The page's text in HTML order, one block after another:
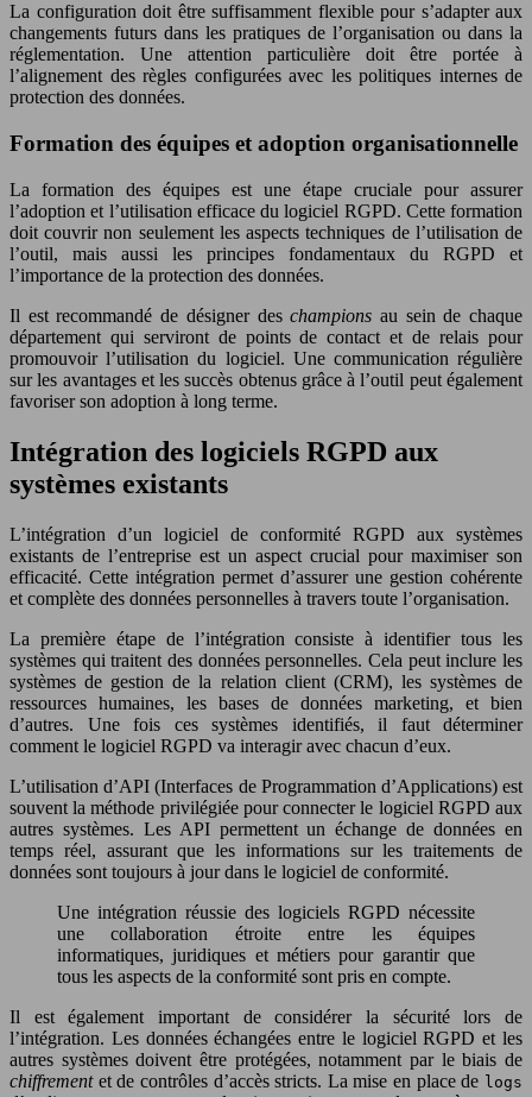
La configuration doit être suffisamment flexible pour s’adapter aux
changements futurs dans les pratiques de l’organisation ou dans la
réglementation. Une attention particulière doit être portée à
l’alignement des règles configurées avec les politiques internes de
protection des données.
Formation des équipes et adoption organisationnelle
La formation des équipes est une étape cruciale pour assurer
l’adoption et l’utilisation efficace du logiciel RGPD. Cette formation
doit couvrir non seulement les aspects techniques de l’utilisation de
l’outil, mais aussi les principes fondamentaux du RGPD et
l’importance de la protection des données.
Il est recommandé de désigner deschampions au sein de chaque
département qui serviront de points de contact et de relais pour
promouvoir l’utilisation du logiciel. Une communication régulière
sur les avantages et les succès obtenus grâce à l’outil peut également
favoriser son adoption à long terme.
Intégration des logiciels RGPD aux
systèmes existants
L’intégration d’un logiciel de conformité RGPD aux systèmes
existants de l’entreprise est un aspect crucial pour maximiser son
efficacité. Cette intégration permet d’assurer une gestion cohérente
et complète des données personnelles à travers toute l’organisation.
La première étape de l’intégration consiste à identifier tous les
systèmes qui traitent des données personnelles. Cela peut inclure les
systèmes de gestion de la relation client (CRM), les systèmes de
ressources humaines, les bases de données marketing, et bien
d’autres. Une fois ces systèmes identifiés, il faut déterminer
comment le logiciel RGPD va interagir avec chacun d’eux.
L’utilisation d’API (Interfaces de Programmation d’Applications) est
souvent la méthode privilégiée pour connecter le logiciel RGPD aux
autres systèmes. Les API permettent un échange de données en
temps réel, assurant que les informations sur les traitements de
données sont toujours à jour dans le logiciel de conformité.
Une intégration réussie des logiciels RGPD nécessite
une collaboration étroite entre les équipes
informatiques, juridiques et métiers pour garantir que
tous les aspects de la conformité sont pris en compte.
Il est également important de considérer la sécurité lors de
l’intégration. Les données échangées entre le logiciel RGPD et les
autres systèmes doivent être protégées, notamment par le biais de
chiffrement et de contrôles d’accès stricts. La mise en place de logs